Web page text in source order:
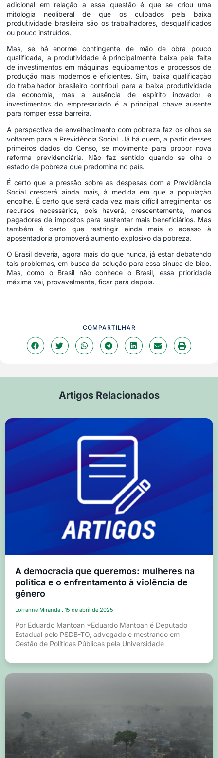
adicional em relação a essa questão é que se criou uma
mitologia neoliberal de que os culpados pela baixa
produtividade brasileira são os trabalhadores, desqualificados
ou pouco instruídos.
Mas, se há enorme contingente de mão de obra pouco
qualificada, a produtividade é principalmente baixa pela falta
de investimentos em máquinas, equipamentos e processos de
produção mais modernos e eficientes. Sim, baixa qualificação
do trabalhador brasileiro contribui para a baixa produtividade
da economia, mas a ausência de espírito inovador e
investimentos do empresariado é a principal chave ausente
para romper essa barreira.
A perspectiva de envelhecimento com pobreza faz os olhos se
voltarem para a Previdência Social. Já há quem, a partir desses
primeiros dados do Censo, se movimente para propor nova
reforma previdenciária. Não faz sentido quando se olha o
estado de pobreza que predomina no país.
É certo que a pressão sobre as despesas com a Previdência
Social crescerá ainda mais, à medida em que a população
encolhe. É certo que será cada vez mais difícil arregimentar os
recursos necessários, pois haverá, crescentemente, menos
pagadores de impostos para sustentar mais beneficiários. Mas
também é certo que restringir ainda mais o acesso à
aposentadoria promoverá aumento explosivo da pobreza.
O Brasil deveria, agora mais do que nunca, já estar debatendo
tais problemas, em busca da solução para essa sinuca de bico.
Mas, como o Brasil não conhece o Brasil, essa prioridade
máxima vai, provavelmente, ficar para depois.
COMPARTILHAR
Artigos Relacionados
A democracia que queremos: mulheres na
política e o enfrentamento à violência de
gênero
Lorranne Miranda 15 de abril de 2025
Por Eduardo Mantoan *Eduardo Mantoan é Deputado
Estadual pelo PSDB-TO, advogado e mestrando em
Gestão de Políticas Públicas pela Universidade